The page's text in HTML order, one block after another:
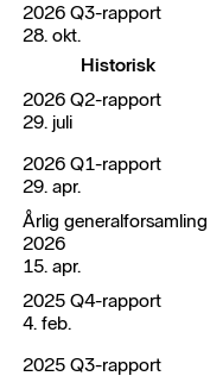
2026 Q3-rapport
28. okt.
Historisk
2026 Q2-rapport
29. juli
2026 Q1-rapport
29. apr.
Årlig generalforsamling
2026
15. apr.
2025 Q4-rapport
4. feb.
2025 Q3-rapport